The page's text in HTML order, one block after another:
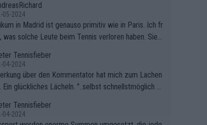
05-2024
in Madrid ist genauso primitiv wie in Paris. Ich fr
was solche Leute beim Tennis verloren haben. Sie s
Tennisfieber
04-2024
über den Kommentator hat mich zum Lachen
Ein glückliches Lächeln. "..selbst schnellstmöglich na
Tennisfieber
04-2024